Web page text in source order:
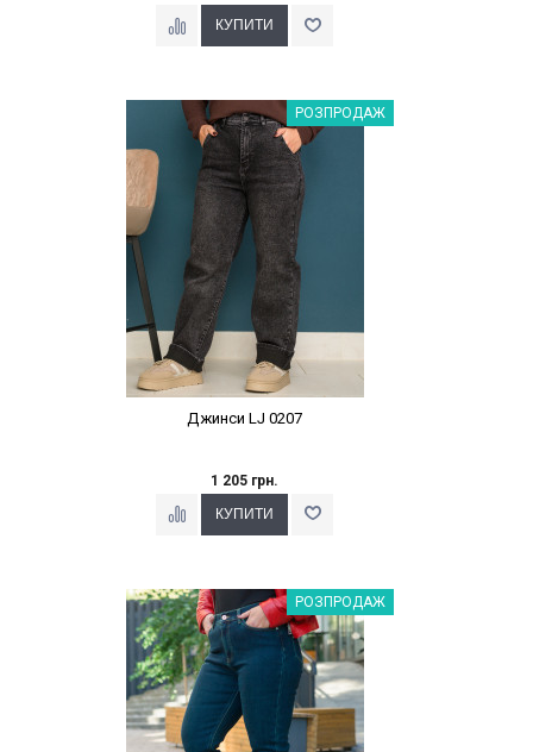
Наклейки Варіант з %РОЗПРОДАЖ
Джинси LJ 0207
1 205 грн.
Наклейки Варіант з %РОЗПРОДАЖ